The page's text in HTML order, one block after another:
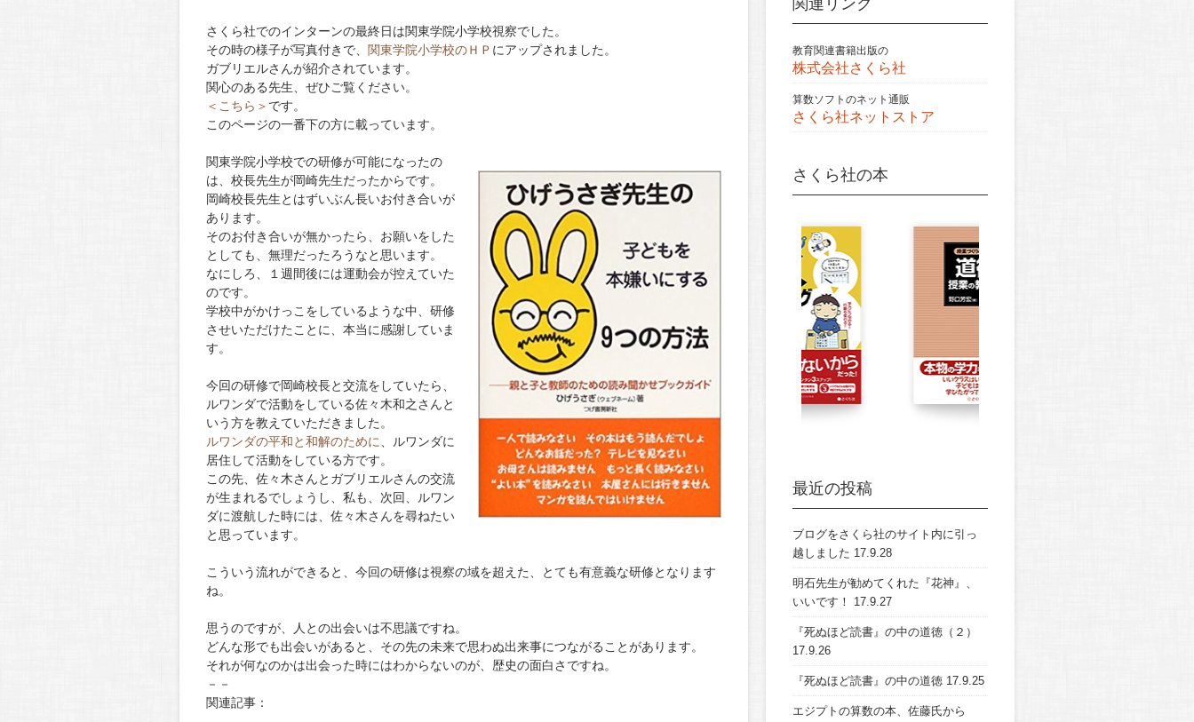
さくら社でのインターンの最終日は関東学院小学校視察でした。
その時の様子が写真付きで、 関東学院小学校のＨＰ にアップされました。
ガブリエルさんが紹介されています。
関心のある先生、ぜひご覧ください。
＜こちら＞ です。
このページの一番下の方に載っています。
関東学院小学校での研修が可能になったの
は、校長先生が岡崎先生だったからです。
岡崎校長先生とはずいぶん長いお付き合いが
あります。
そのお付き合いが無かったら、お願いをした
としても、無理だったろうなと思います。
なにしろ、１週間後には運動会が控えていた
のです。
学校中がかけっこをしているような中、研修
させいただけたことに、本当に感謝していま
す。
今回の研修で岡崎校長と交流をしていたら、
ルワンダで活動をしている佐々木和之さんと
いう方を教えていただきました。
ルワンダの平和と和解のために
、ルワンダに
居住して活動をしている方です。
この先、佐々木さんとガブリエルさんの交流
が生まれるでしょうし、私も、次回、ルワン
ダに渡航した時には、佐々木さんを尋ねたい
と思っています。
こういう流れができると、今回の研修は視察の域を超えた、とても有意義な研修となります
ね。
思うのですが、人との出会いは不思議ですね。
どんな形でも出会いがあると、その先の未来で思わぬ出来事につながることがあります。
それが何なのかは出会った時にはわからないのが、歴史の面白さですね。
－－
関連記事：
関連リンク
教育関連書籍出版の
株式会社さくら社
算数ソフトのネット通販
さくら社ネットストア
さくら社の本
最近の投稿
ブログをさくら社のサイト内に引っ
越しました 17.9.28
明石先生が勧めてくれた『花神』、
いいです！
17.9.27
『死ぬほど読書』の中の道徳（２）
17.9.26
『死ぬほど読書』の中の道徳 17.9.25
エジプトの算数の本、佐藤氏から